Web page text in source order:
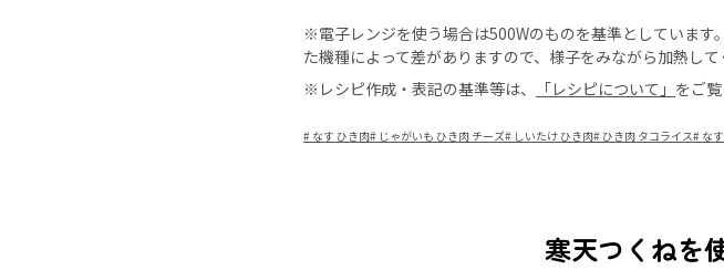
※電子レンジを使う場合は500Wのものを基準としています
た機種によって差がありますので、様子をみながら加熱して
※レシピ作成・表記の基準等は、
「レシピについて」 をご覧
# なす ひき肉# じゃがいも ひき肉 チーズ# しいたけ ひき肉# ひき肉 タコライス# な
寒天つくねを